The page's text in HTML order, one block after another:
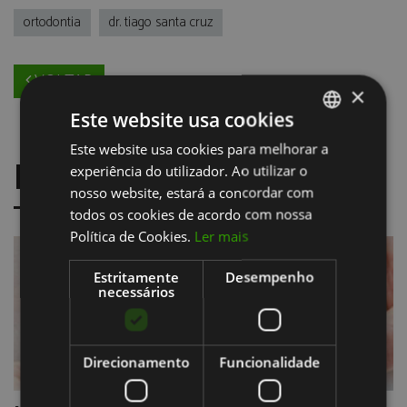
ortodontia dr. tiago santa cruz
VOLTAR
NOVIDADES
PORTUGUESE
ENGLISH
×
Este website usa cookies
Este website usa cookies para melhorar a
experiência do utilizador. Ao utilizar o
nosso website, estará a concordar com
todos os cookies de acordo com nossa
Política de Cookies. Ler mais
Estritamente
necessários
Desempenho
Direcionamento Funcionalidade